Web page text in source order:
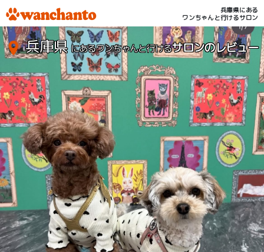
兵庫県にある
ワンちゃんと行けるサロン
兵庫県にあるワンちゃんと行けるサロンのレビュー